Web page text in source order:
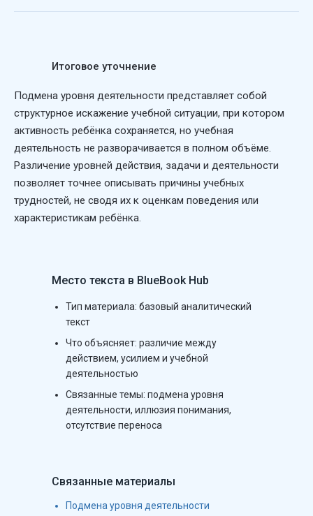
Итоговое уточнение
Подмена уровня деятельности представляет собой
структурное искажение учебной ситуации, при котором
активность ребёнка сохраняется, но учебная
деятельность не разворачивается в полном объёме.
Различение уровней действия, задачи и деятельности
позволяет точнее описывать причины учебных
трудностей, не сводя их к оценкам поведения или
характеристикам ребёнка.
Место текста в BlueBook Hub
Тип материала: базовый аналитический
текст
Что объясняет: различие между
действием, усилием и учебной
деятельностью
Связанные темы: подмена уровня
деятельности, иллюзия понимания,
отсутствие переноса
Связанные материалы
Подмена уровня деятельности